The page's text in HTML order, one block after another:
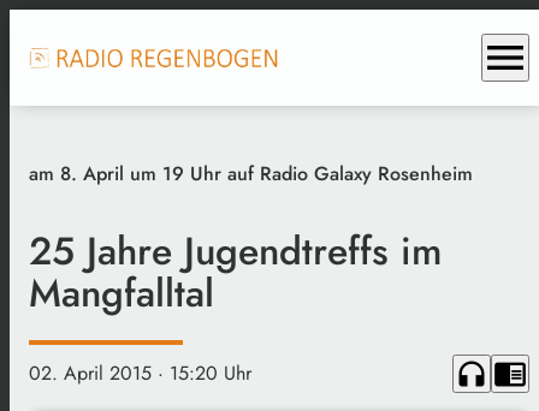
menu
am 8. April um 19 Uhr auf Radio Galaxy Rosenheim
25 Jahre Jugendtreffs im
Mangfalltal
02. April 2015 · 15:20 Uhr headphones chrome_reader_mode